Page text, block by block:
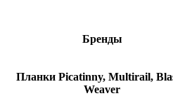
Бренды
Планки Picatinny, Multirail,
Weaver